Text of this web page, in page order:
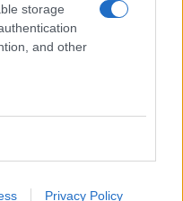
storage
and other
Privacy Policy
– Δείτε
7 Αυγούστου 2026, 6:00 μμ